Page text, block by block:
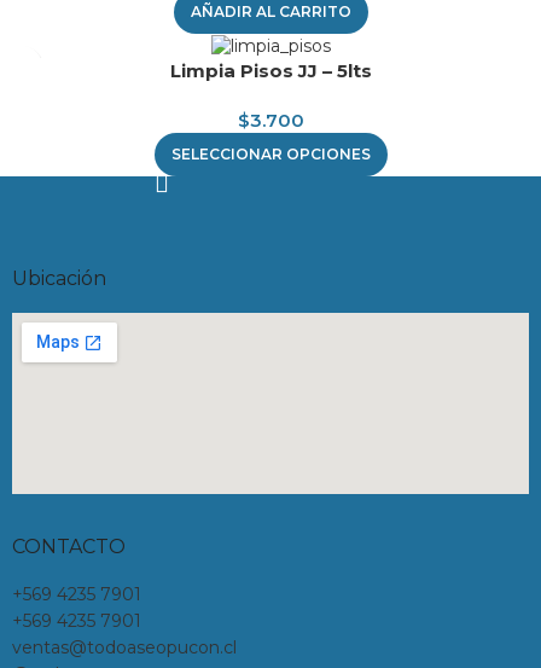
AÑADIR AL CARRITO
Limpia Pisos JJ – 5lts
$3.700
SELECCIONAR OPCIONES
Ubicación
CONTACTO
+569 4235 7901
+569 4235 7901
ventas@todoaseopucon.cl